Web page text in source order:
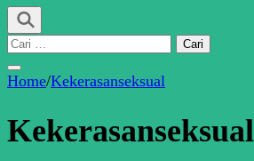
Cari
Home/Kekerasanseksual
Kekerasanseksual